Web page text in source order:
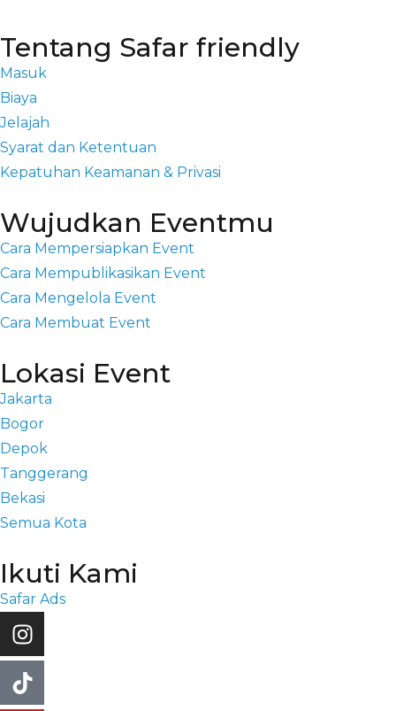
Tentang Safar friendly
Masuk
Biaya
Jelajah
Syarat dan Ketentuan
Kepatuhan Keamanan & Privasi
Wujudkan Eventmu
Cara Mempersiapkan Event
Cara Mempublikasikan Event
Cara Mengelola Event
Cara Membuat Event
Lokasi Event
Jakarta
Bogor
Depok
Tanggerang
Bekasi
Semua Kota
Ikuti Kami
Safar Ads